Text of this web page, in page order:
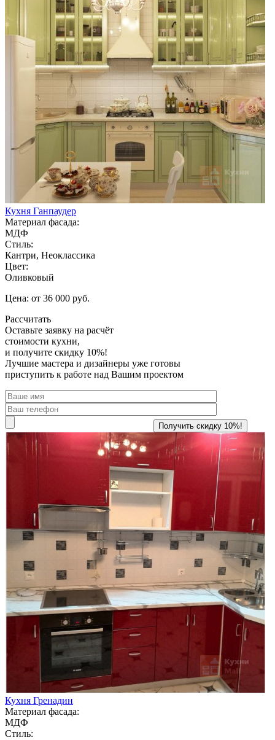
Кухня Ганпаудер
Материал фасада:
МДФ
Стиль:
Кантри, Неоклассика
Цвет:
Оливковый
Цена: от 36 000 руб.
Рассчитать
Оставьте заявку на расчёт
стоимости кухни,
и получите скидку 10%!
Лучшие мастера и дизайнеры уже готовы
приступить к работе над Вашим проектом
Кухня Гренадин
Материал фасада:
МДФ
Стиль: